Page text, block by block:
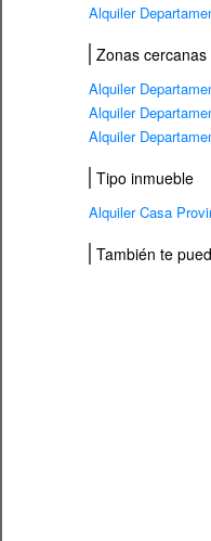
Alquiler
Zonas cercanas
Alquiler
Alquiler
Alquiler
Tipo inmueble
Alquiler Casa
También te